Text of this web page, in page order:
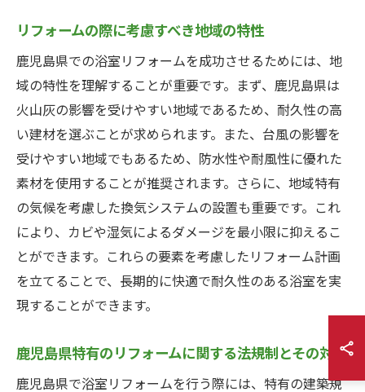
リフォームの際に考慮すべき地域の特性
鹿児島県での浴室リフォームを成功させるためには、地
域の特性を理解することが重要です。まず、鹿児島県は
火山灰の影響を受けやすい地域であるため、耐久性の高
い建材を選ぶことが求められます。また、台風の影響を
受けやすい地域でもあるため、防水性や耐風性に優れた
素材を使用することが推奨されます。さらに、地域特有
の気候を考慮した換気システムの設置も重要です。これ
により、カビや湿気によるダメージを最小限に抑えるこ
とができます。これらの要素を考慮したリフォーム計画
を立てることで、長期的に快適で耐久性のある浴室を実
現することができます。
鹿児島県特有のリフォームに関する法規制とその対応
鹿児島県で浴室リフォームを行う際には、特有の建築規